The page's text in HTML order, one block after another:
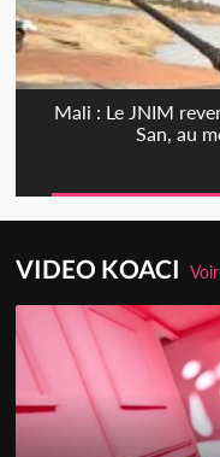
Mali : Le JNIM
San, au
VIDEO KOACI